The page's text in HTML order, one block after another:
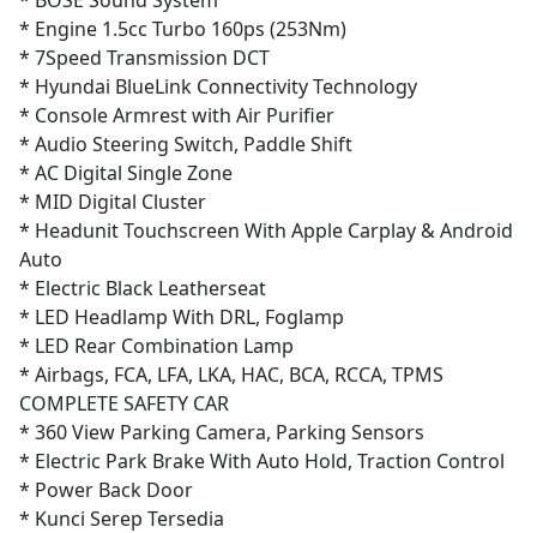
* Engine 1.5cc Turbo 160ps (253Nm)
* 7Speed Transmission DCT
* Hyundai BlueLink Connectivity Technology
* Console Armrest with Air Purifier
* Audio Steering Switch, Paddle Shift
* AC Digital Single Zone
* MID Digital Cluster
* Headunit Touchscreen With Apple Carplay & Android
Auto
* Electric Black Leatherseat
* LED Headlamp With DRL, Foglamp
* LED Rear Combination Lamp
* Airbags, FCA, LFA, LKA, HAC, BCA, RCCA, TPMS
COMPLETE SAFETY CAR
* 360 View Parking Camera, Parking Sensors
* Electric Park Brake With Auto Hold, Traction Control
* Power Back Door
* Kunci Serep Tersedia